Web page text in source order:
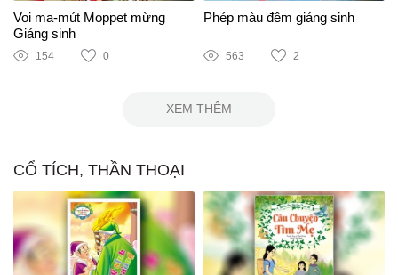
Voi ma-mút Moppet mừng
Giáng sinh
154 0
Phép màu đêm giáng sinh
563 2
XEM THÊM
CỔ TÍCH, THẦN THOẠI